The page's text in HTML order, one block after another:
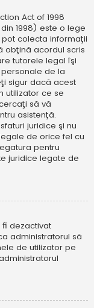
Act of 1998
1998) este o lege
colecta informaţii
obţină acordul scris
tutorele legal îşi
de la
sigur dacă acest
utilizator ce se
să vă
asistenţă.
juridice şi nu
de orice fel cu
pentru
juridice legate de
fi dezactivat
administratorul să
de utilizator pe